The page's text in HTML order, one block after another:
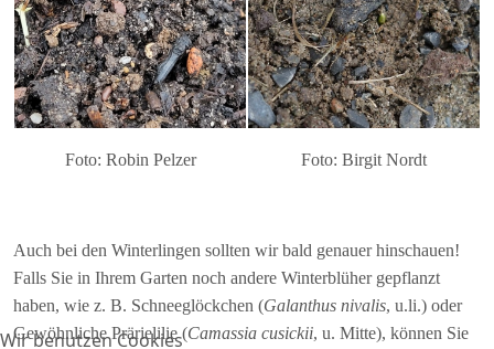
Foto: Robin Pelzer Foto: Birgit Nordt
Auch bei den Winterlingen sollten wir bald genauer hinschauen!
Falls Sie in Ihrem Garten noch andere Winterblüher gepflanzt
haben, wie z. B. Schneeglöckchen (Galanthus nivalis, u.li.) oder
Gewöhnliche Prärielilie (Camassia cusickii, u. Mitte), können Sie
Wir benutzen Cookies